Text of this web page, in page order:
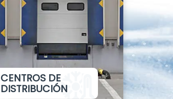
CENTROS DE
DISTRIBUCIÓN